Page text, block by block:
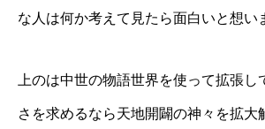
な人は何か考えて見たら面白いと想い
上のは中世の物語世界を使って拡張
さを求めるなら天地開闢の神々を拡大